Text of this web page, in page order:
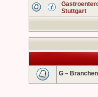
Stuttgart
G –